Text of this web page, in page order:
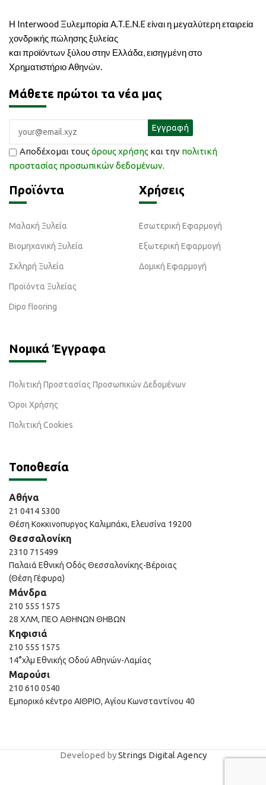
Η Interwood Ξυλεμπορία A.T.E.N.E είναι η μεγαλύτερη εταιρεία
χονδρικής πώλησης ξυλείας
και προϊόντων ξύλου στην Ελλάδα, εισηγμένη στο
Χρηματιστήριο Αθηνών.
Μάθετε πρώτοι τα νέα μας
Αποδέχομαι τους όρους χρήσης και την πολιτική
προστασίας προσωπικών δεδομένων.
Προϊόντα
Μαλακή Ξυλεία
Βιομηχανική Ξυλεία
Σκληρή Ξυλεία
Προϊόντα Ξυλείας
Dipo flooring
Χρήσεις
Εσωτερική Εφαρμογή
Εξωτερική Εφαρμογή
Δομική Εφαρμογή
Νομικά Έγγραφα
Πολιτική Προστασίας Προσωπικών Δεδομένων
Όροι Χρήσης
Πολιτική Cookies
Τοποθεσία
Αθήνα
21 0414 5300
Θέση Κοκκινοπυργος Καλιμπάκι, Ελευσίνα 19200
Θεσσαλονίκη
2310 715499
Παλαιά Εθνική Οδός Θεσσαλονίκης-Βέροιας
(Θέση Γέφυρα)
Μάνδρα
210 555 1575
28 ΧΛΜ, ΠΕΟ ΑΘΗΝΩΝ ΘΗΒΩΝ
Κηφισιά
210 555 1575
14°χλμ Εθνικής Οδού Αθηνών-Λαμίας
Μαρούσι
210 610 0540
Εμπορικό κέντρο ΑΙΘΡΙΟ, Αγίου Κωνσταντίνου 40
Developed byStrings Digital Agency